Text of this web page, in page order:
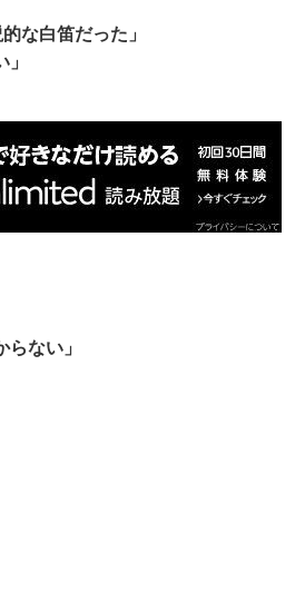
な白笛だった」
ない」